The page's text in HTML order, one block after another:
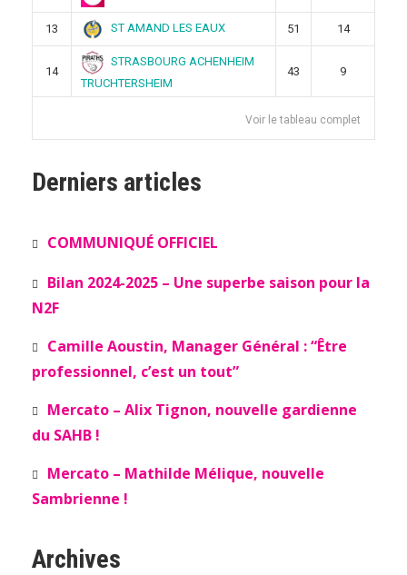
13 ST AMAND LES EAUX 51 14
14
STRASBOURG ACHENHEIM
TRUCHTERSHEIM
43 9
Voir le tableau complet
Derniers articles
COMMUNIQUÉ OFFICIEL
Bilan 2024-2025 – Une superbe saison pour la
N2F
Camille Aoustin, Manager Général : “Être
professionnel, c’est un tout”
Mercato – Alix Tignon, nouvelle gardienne
du SAHB !
Mercato – Mathilde Mélique, nouvelle
Sambrienne !
Archives